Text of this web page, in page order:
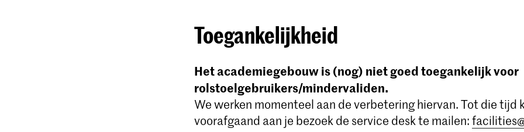
Houd rekening met NS-werkzaamheden en/of vertragingen.
app voor de laatste informatie
De KABK heeft geen eigen parkeerterrein. De dichtstbijzijnde
parkeergarage vind je op
Toegankelijkheid
Het academiegebouw is (nog) niet goed toegankelijk voor
rolstoelgebruikers/mindervaliden.
We werken momenteel aan de verbetering hiervan. Tot die tijd
voorafgaand aan je bezoek de service desk te mailen: